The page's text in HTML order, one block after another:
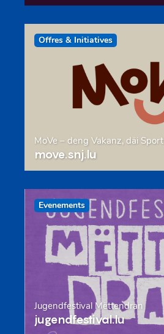
Offres & Initiatives
MoVe – deng Vakanz, däi Sport
move.snj.lu
Evenements
Jugendfestival Mëttendran
jugendfestival.lu